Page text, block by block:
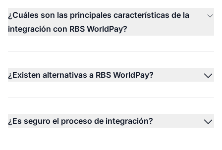
¿Cuáles son las principales características de la
integración con RBS WorldPay?
¿Existen alternativas a RBS WorldPay?
¿Es seguro el proceso de integración?